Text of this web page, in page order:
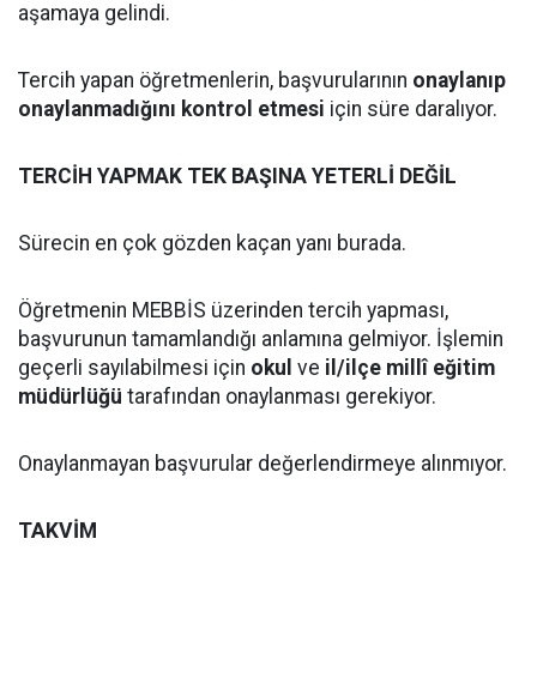
aşamaya gelindi.
Tercih yapan öğretmenlerin, başvurularının onaylanıp
onaylanmadığını kontrol etmesi için süre daralıyor.
TERCİH YAPMAK TEK BAŞINA YETERLİ DEĞİL
Sürecin en çok gözden kaçan yanı burada.
Öğretmenin MEBBİS üzerinden tercih yapması,
başvurunun tamamlandığı anlamına gelmiyor. İşlemin
geçerli sayılabilmesi için okul ve il/ilçe millî eğitim
müdürlüğü tarafından onaylanması gerekiyor.
Onaylanmayan başvurular değerlendirmeye alınmıyor.
TAKVİM